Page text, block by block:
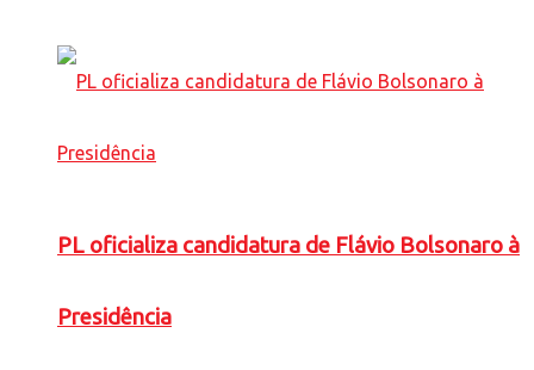
PL oficializa candidatura de Flávio Bolsonaro à
Presidência